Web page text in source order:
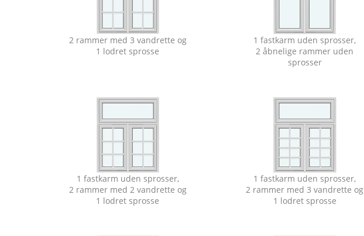
2 rammer med 3 vandrette og
1 lodret sprosse
1 fastkarm uden sprosser,
2 åbnelige rammer uden
sprosser
1 fastkarm uden sprosser,
2 rammer med 2 vandrette og
1 lodret sprosse
1 fastkarm uden sprosser,
2 rammer med 3 vandrette og
1 lodret sprosse